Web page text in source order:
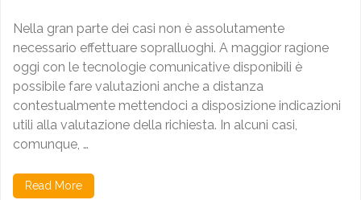
Nella gran parte dei casi non è assolutamente
necessario effettuare sopralluoghi. A maggior ragione
oggi con le tecnologie comunicative disponibili è
possibile fare valutazioni anche a distanza
contestualmente mettendoci a disposizione indicazioni
utili alla valutazione della richiesta. In alcuni casi,
comunque, …
Read More